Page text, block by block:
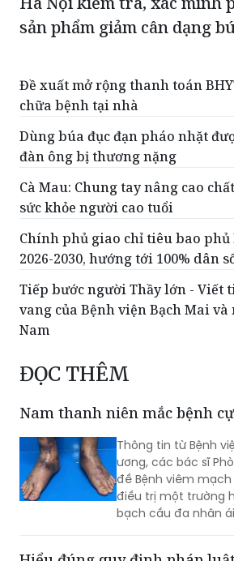
Đề xuất mở rộng thanh toán
Dùng búa đục đạn pháo nhặt
đàn ông bị thương nặng
Cà Mau: Chung tay nâng cao
sức khỏe người cao tuổi
Chính phủ giao chỉ tiêu bao phủ
2026-2030, hướng tới 100% dân
Tiếp bước người Thầy lớn - Viết
vang của Bệnh viện Bạch Mai và
Nam
ĐỌC THÊM
Nam thanh niên mắc bệnh
Thông tin từ Bệnh
ương, các bác sĩ
đề Bệnh viêm mạch
điều trị một trường
bạch cầu đa nhân
mạch (Eosinophilic
with Polyangiitis -
viêm mạch máu
người châu Á.
Hiểu đúng quy định pháp